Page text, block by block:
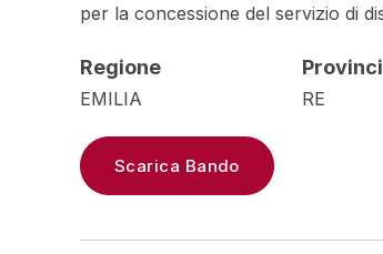
per la concessione del servizio di
Regione
EMILIA
RE
Scarica Bando